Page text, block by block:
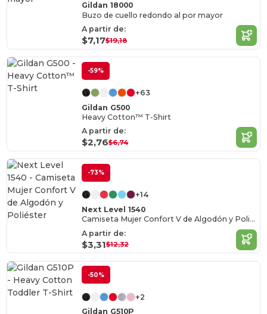
Gildan 18000
Buzo de cuello redondo al por mayor
A partir de:
$7,17$19,18
-59%
+63
Gildan G500
Heavy Cotton™ T-Shirt
A partir de:
$2,76$6,74
-73%
+14
Next Level 1540
Camiseta Mujer Confort V de Algodón y Poliéster
A partir de:
$3,31$12,32
-50%
+2
Gildan G510P